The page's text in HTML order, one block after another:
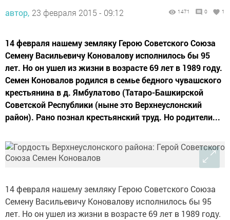
автор, 23 февраля 2015 - 09:12 1471 0 1
14 февраля нашему земляку Герою Советского Союза
Семену Васильевичу Коновалову исполнилось бы 95
лет. Но он ушел из жизни в возрасте 69 лет в 1989 году.
Семен Коновалов родился в семье бедного чувашского
крестьянина в д. Ямбулатово (Татаро-Башкирской
Советской Республики (ныне это Верхнеуслонский
район). Рано познал крестьянский труд. Но родители...
14 февраля нашему земляку Герою Советского Союза
Семену Васильевичу Коновалову исполнилось бы 95
лет. Но он ушел из жизни в возрасте 69 лет в 1989 году.